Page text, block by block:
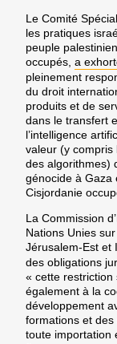
Le Comité
les pratiques
peuple
occupés, a
pleinement
du droit
produits et de
dans le transfert
l’intelligence
valeur (y compris
des algorithmes)
génocide à Gaza
Cisjordanie
La Commission
Nations Unies
Jérusalem-Est et
des obligations
« cette restriction
également à la
développement
formations et
toute importation